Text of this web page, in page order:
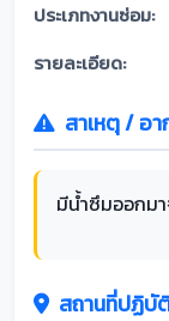
ประเภทงานซ่อม:
รายละเอียด:
สาเหตุ / อา
มีน้ำซึมออกม
สถานที่ปฏิบั